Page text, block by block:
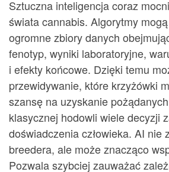
Sztuczna inteligencja coraz
świata cannabis. Algorytmy
ogromne zbiory danych
fenotyp, wyniki laboratoryjne,
i efekty końcowe. Dzięki temu
przewidywanie, które krzyżówki
szansę na uzyskanie
klasycznej hodowli wiele decyzji
doświadczenia człowieka. AI nie
breedera, ale może znacząco
Pozwala szybciej zauważać